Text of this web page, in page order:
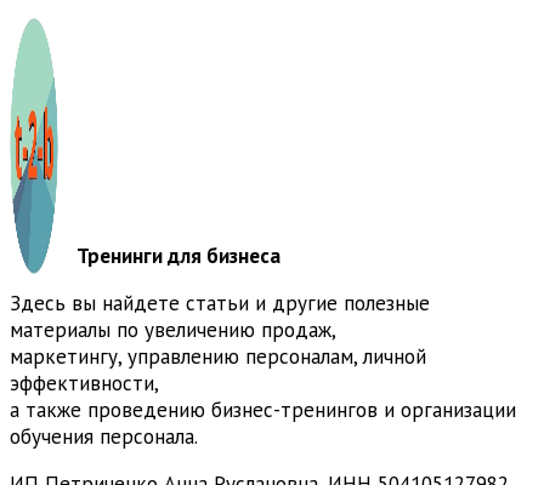
Тренинги для бизнеса
Здесь вы найдете статьи и другие полезные
материалы по увеличению продаж,
маркетингу, управлению персоналам, личной
эффективности,
а также проведению бизнес-тренингов и организации
обучения персонала.